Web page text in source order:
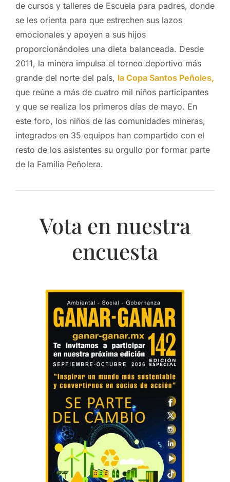
de cursos y talleres de Escuela para padres, donde
se les orienta para que estrechen sus lazos
emocionales y apoyen a sus hijos
proporcionándoles una dieta balanceada. Desde
2011, la minera impulsa el torneo deportivo más
grande del norte del país, la Copa Santos Peñoles,
que reúne a más de cuatro mil niños participantes
y que se realiza los primeros días de mayo. En
este foro, los niños de las comunidades mineras,
integrados en 35 equipos han compartido con el
resto de los asistentes su orgullo por formar parte
de la Familia Peñolera.
Vota en nuestra
encuesta